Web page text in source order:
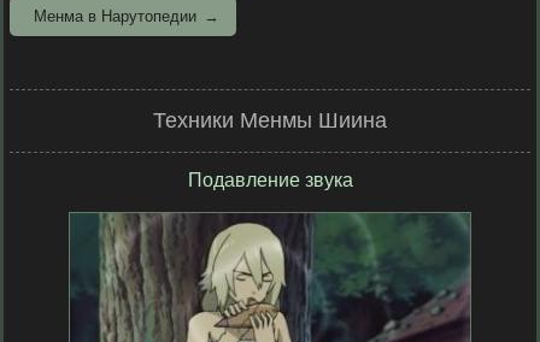
Менма в Нарутопедии
Техники Менмы Шиина
Подавление звука